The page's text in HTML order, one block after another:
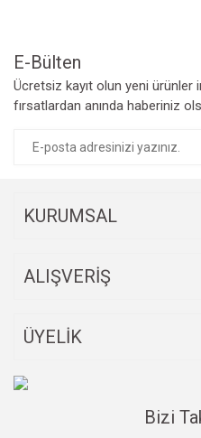
E-Bülten
Ücretsiz kayıt olun yeni
fırsatlardan anında haberiniz
KURUMSAL
ALIŞVERİŞ
ÜYELİK
Bizi